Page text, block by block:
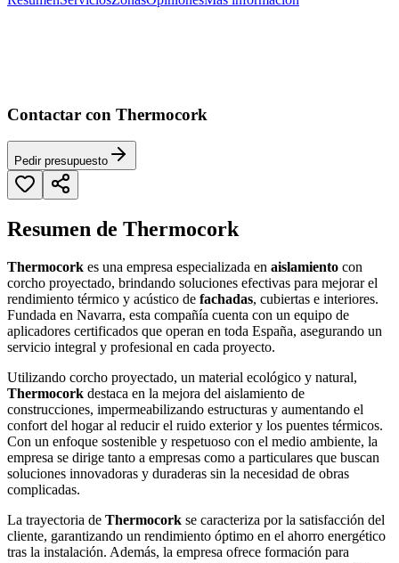
Contactar con Thermocork
Pedir presupuesto
Resumen de Thermocork
Thermocork es una empresa especializada en aislamiento con
corcho proyectado, brindando soluciones efectivas para mejorar el
rendimiento térmico y acústico de fachadas, cubiertas e interiores.
Fundada en Navarra, esta compañía cuenta con un equipo de
aplicadores certificados que operan en toda España, asegurando un
servicio integral y profesional en cada proyecto.
Utilizando corcho proyectado, un material ecológico y natural,
Thermocork destaca en la mejora del aislamiento de
construcciones, impermeabilizando estructuras y aumentando el
confort del hogar al reducir el ruido exterior y los puentes térmicos.
Con un enfoque sostenible y respetuoso con el medio ambiente, la
empresa se dirige tanto a empresas como a particulares que buscan
soluciones innovadoras y duraderas sin la necesidad de obras
complicadas.
La trayectoria de Thermocork se caracteriza por la satisfacción del
cliente, garantizando un rendimiento óptimo en el ahorro energético
tras la instalación. Además, la empresa ofrece formación para